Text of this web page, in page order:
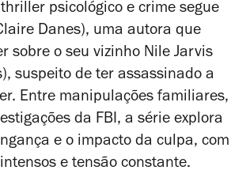
psicológico e crime segue
Danes), uma autora que
sobre o seu vizinho Nile Jarvis
suspeito de ter assassinado a
Entre manipulações familiares,
da FBI, a série explora
e o impacto da culpa, com
e tensão constante.